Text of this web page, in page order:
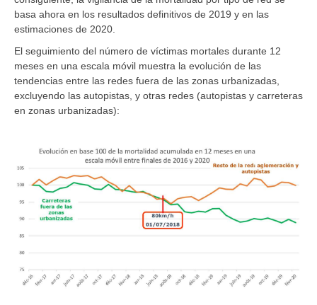
basa ahora en los resultados definitivos de 2019 y en las
estimaciones de 2020.
El seguimiento del número de víctimas mortales durante 12
meses en una escala móvil muestra la evolución de las
tendencias entre las redes fuera de las zonas urbanizadas,
excluyendo las autopistas, y otras redes (autopistas y carreteras
en zonas urbanizadas):